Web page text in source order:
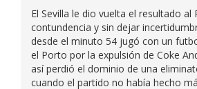
El Sevilla le dio vuelta el resultado
contundencia y sin dejar
desde el minuto 54 jugó con un
el Porto por la expulsión de Coke
así perdió el dominio de una
cuando el partido no había hecho